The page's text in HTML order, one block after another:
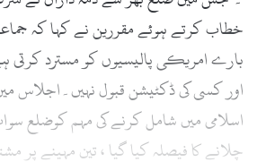
خطاب کرتے ہوئے مقررین نے کہا کہ
بارے امریکی پالیسیوں کو مسترد کرتی
اور کسی کی ڈکٹیشن قبول نہیں۔اجلاس
اسلامی میں شامل کرنے کی مہم کوضلع
چلانے کا فیصلہ کیا گیا ، تین مہینے پر